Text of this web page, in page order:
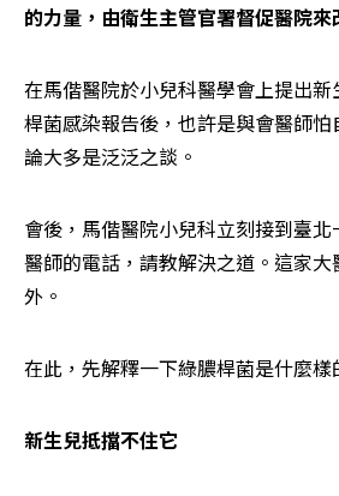
的力量，由衛生主管官署督促醫院來
在馬偕醫院於小兒科醫學會上提出
桿菌感染報告後，也許是與會醫師
論大多是泛泛之談。
會後，馬偕醫院小兒科立刻接到臺
醫師的電話，請教解決之道。這家
外。
在此，先解釋一下綠膿桿菌是什麼樣
新生兒抵擋不住它